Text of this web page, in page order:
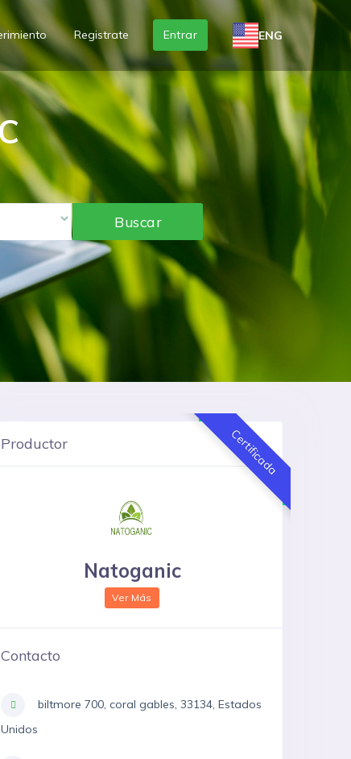
Registrate Entrar ENG
Buscar
Productor Certificada
Natoganic
Ver Más
Contacto
biltmore 700, coral gables, 33134, Estados
Unidos